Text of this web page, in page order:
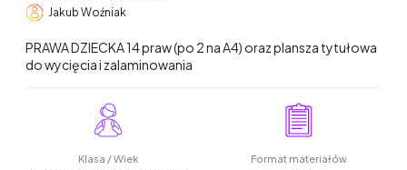
Jakub Woźniak
PRAWA DZIECKA 14 praw (po 2 na A4) oraz plansza tytułowa
do wycięcia i zalaminowania
Klasa / Wiek Format materiałów